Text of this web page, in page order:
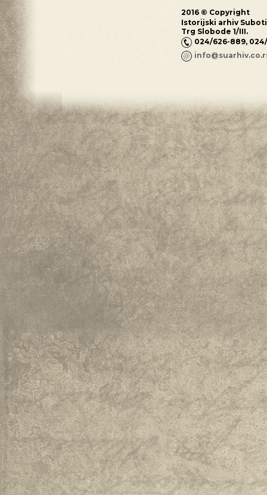
2016 © Copyright
Istorijski arhiv
Trg Slobode 1/III.
024/626-889,